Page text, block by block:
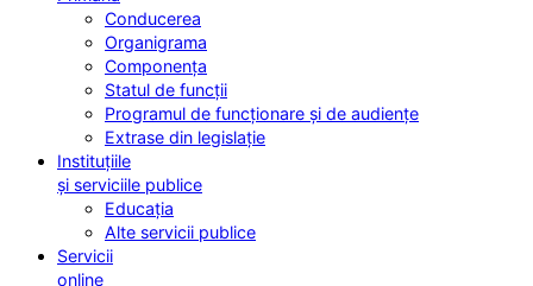
Conducerea
Organigrama
Componența
Statul de funcții
Programul de funcționare și de audiențe
Extrase din legislație
Instituțiile
și serviciile publice
Educația
Alte servicii publice
Servicii
online